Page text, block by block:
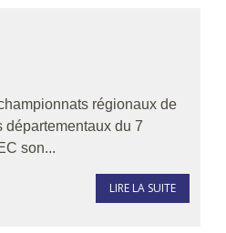
régionaux de
départementaux du 7
son...
LIRE LA SUITE